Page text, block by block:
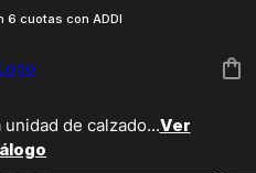
6 cuotas con ADDI
de calzado...Ver